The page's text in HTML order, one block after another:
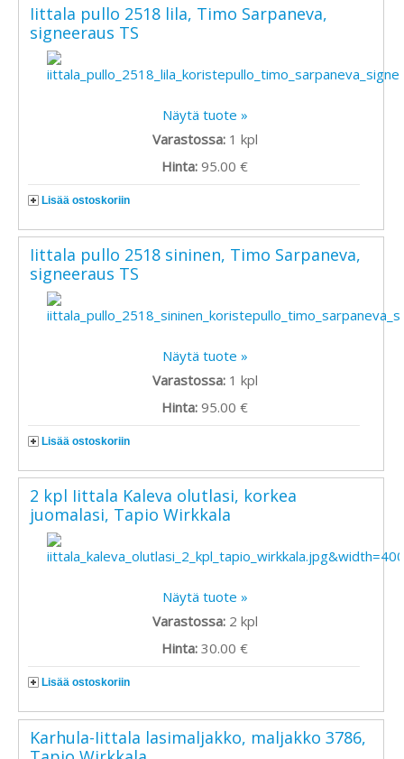
Iittala pullo 2518 lila, Timo Sarpaneva,
signeeraus TS
Näytä tuote »
Varastossa: 1 kpl
Hinta:95.00 €
Lisää ostoskoriin
Iittala pullo 2518 sininen, Timo Sarpaneva,
signeeraus TS
Näytä tuote »
Varastossa: 1 kpl
Hinta:95.00 €
Lisää ostoskoriin
2 kpl Iittala Kaleva olutlasi, korkea
juomalasi, Tapio Wirkkala
Näytä tuote »
Varastossa: 2 kpl
Hinta:30.00 €
Lisää ostoskoriin
Karhula-Iittala lasimaljakko, maljakko 3786,